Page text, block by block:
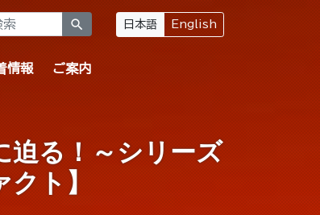
search 日本語 English
情報 ご案内
迫る！～シリーズ
ト】